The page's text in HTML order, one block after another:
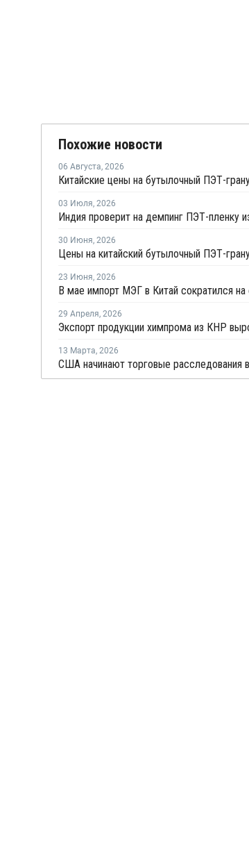
Похожие новости
06 Августа, 2026
03 Июля, 2026
30 Июня, 2026
23 Июня, 2026
29 Апреля, 2026
13 Марта, 2026